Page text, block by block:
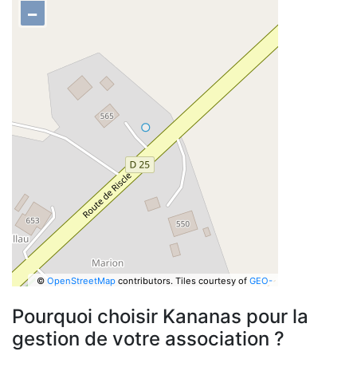
−
© OpenStreetMapcontributors. Tiles courtesy of GEO-
Pourquoi choisir Kananas pour la
gestion de votre association ?